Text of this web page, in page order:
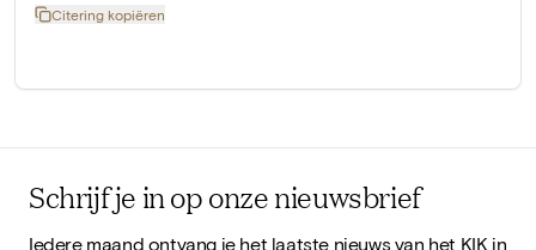
Citering kopiëren
Schrijf je in op onze nieuwsbrief
Iedere maand ontvang je het laatste nieuws van het KIK in